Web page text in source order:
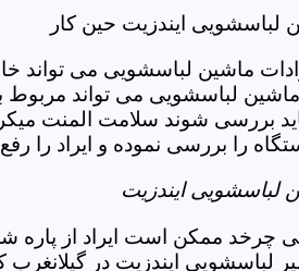
ایندزیت حین کار
ماشین لباسشویی می
لباسشویی می تواند مربوط
بررسی شوند سلامت المنت
را بررسی نموده و ایراد را
لباسشویی ایندزیت
ممکن است ایراد از پاره
لباسشویی ایندزیت در